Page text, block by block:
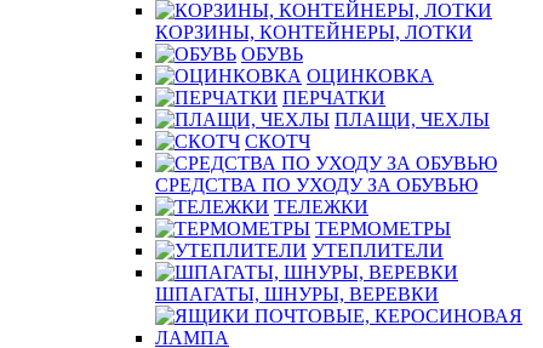
КОРЗИНЫ, КОНТЕЙНЕРЫ, ЛОТКИ
ОБУВЬ
ОЦИНКОВКА
ПЕРЧАТКИ
ПЛАЩИ, ЧЕХЛЫ
СКОТЧ
СРЕДСТВА ПО УХОДУ ЗА ОБУВЬЮ
ТЕЛЕЖКИ
ТЕРМОМЕТРЫ
УТЕПЛИТЕЛИ
ШПАГАТЫ, ШНУРЫ, ВЕРЕВКИ